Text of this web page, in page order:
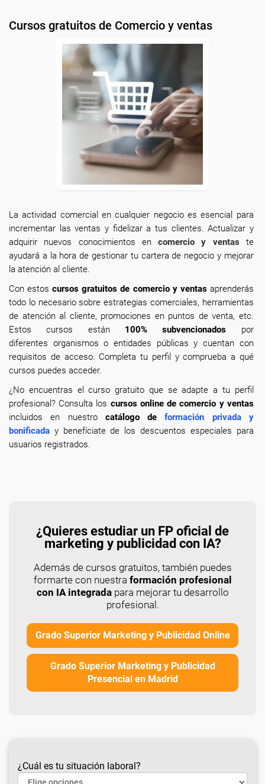
Cursos gratuitos de Comercio y ventas
La actividad comercial en cualquier negocio es esencial para
incrementar las ventas y fidelizar a tus clientes. Actualizar y
adquirir nuevos conocimientos encomercio y ventas te
ayudará a la hora de gestionar tu cartera de negocio y mejorar
la atención al cliente.
Con estos cursos gratuitos de comercio y ventas aprenderás
todo lo necesario sobre estrategias comerciales, herramientas
de atención al cliente, promociones en puntos de venta, etc.
Estos cursos están 100% subvencionados por
diferentes organismos o entidades públicas y cuentan con
requisitos de acceso. Completa tu perfil y comprueba a qué
cursos puedes acceder.
¿No encuentras el curso gratuito que se adapte a tu perfil
profesional? Consulta los cursos online de comercio y ventas
incluidos en nuestrocatálogo de
formación privada y
bonificada y benefíciate de los descuentos especiales para
usuarios registrados.
¿Quieres estudiar un FP oficial de
marketing y publicidad con IA?
Además de cursos gratuitos, también puedes
formarte con nuestra formación profesional
con IA integradapara mejorar tu desarrollo
profesional.
Grado Superior Marketing y Publicidad Online
Grado Superior Marketing y Publicidad
Presencial en Madrid
¿Cuál es tu situación laboral?